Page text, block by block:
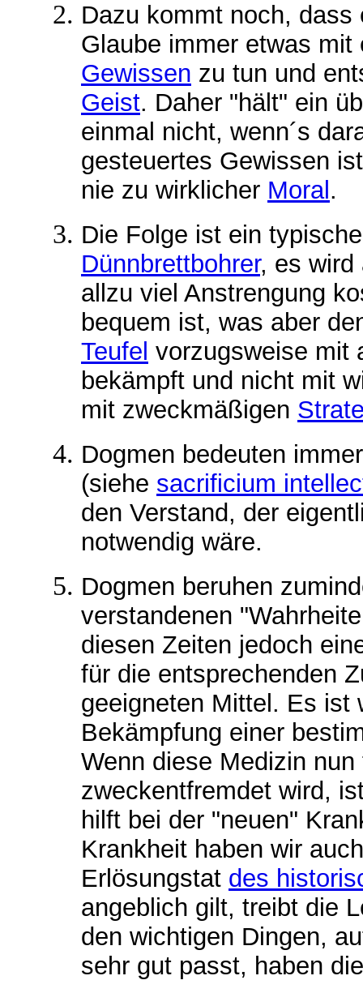
Dazu kommt noch,
Glaube immer etwas
Gewissen zu tun und
Geist. Daher "hält" ein
einmal nicht, wenn´s
gesteuertes Gewissen
nie zu wirklicher Moral .
Die Folge ist ein
Dünnbrettbohrer, es wird
allzu viel Anstrengung
bequem ist, was aber
Teufel vorzugsweise mit
bekämpft und nicht mit
mit zweckmäßigen
Dogmen bedeuten
(siehe sacrificium
den Verstand, der
notwendig wäre.
Dogmen beruhen
verstandenen
diesen Zeiten jedoch
für die entsprechenden
geeigneten Mittel. Es ist
Bekämpfung einer
Wenn diese Medizin
zweckentfremdet wird,
hilft bei der "neuen"
Krankheit haben wir
Erlösungstat des
angeblich gilt, treibt die
den wichtigen Dingen,
sehr gut passt, haben